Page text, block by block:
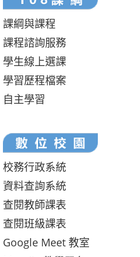
課綱與課程
課程諮詢服務
學生線上選課
學習歷程檔案
自主學習
校務行政系統
資料查詢系統
查閱教師課表
查閱班級課表
Google Meet 教室